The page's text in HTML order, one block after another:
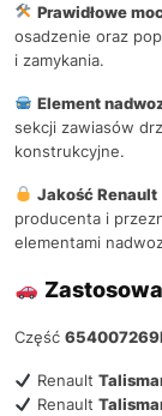
Prawidłowe
osadzenie oraz
i zamykania.
Element
sekcji zawiasów
konstrukcyjne.
Jakość Renault
producenta i
elementami
Część
Renault
Renault